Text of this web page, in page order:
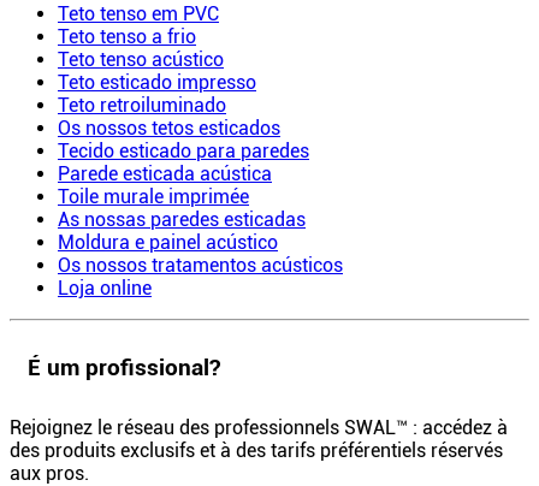
Teto tenso em PVC
Teto tenso a frio
Teto tenso acústico
Teto esticado impresso
Teto retroiluminado
Os nossos tetos esticados
Tecido esticado para paredes
Parede esticada acústica
Toile murale imprimée
As nossas paredes esticadas
Moldura e painel acústico
Os nossos tratamentos acústicos
Loja online
É um profissional?
Rejoignez le réseau des professionnels SWAL™ : accédez à
des produits exclusifs et à des tarifs préférentiels réservés
aux pros.